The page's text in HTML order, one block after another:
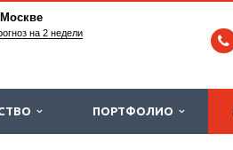
на 2 недели
ПОРТФОЛИО